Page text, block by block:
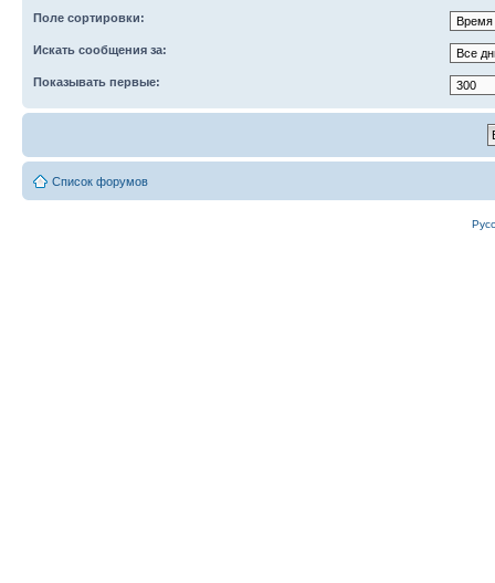
Поле сортировки:
Искать сообщения за:
Показывать первые:
Список форумов